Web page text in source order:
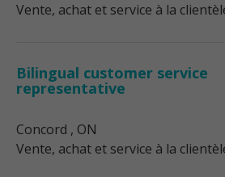
Vente, achat et service à la
Bilingual customer service
representative
Concord , ON
Vente, achat et service à la